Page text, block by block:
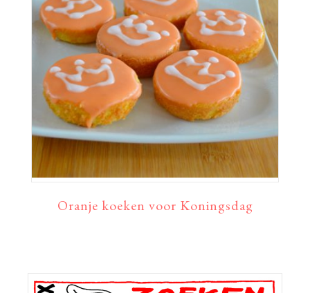
Oranje koeken voor Koningsdag
Primaire